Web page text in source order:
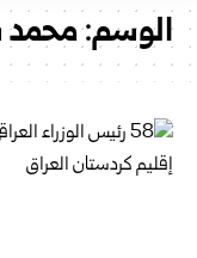
الوسم:محمد